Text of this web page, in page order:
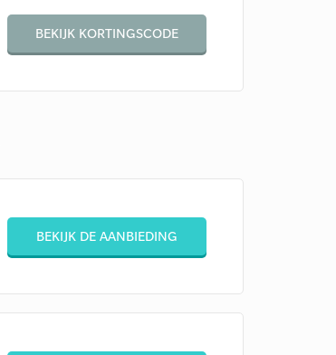
BEKIJK KORTINGSCODE
BEKIJK DE AANBIEDING